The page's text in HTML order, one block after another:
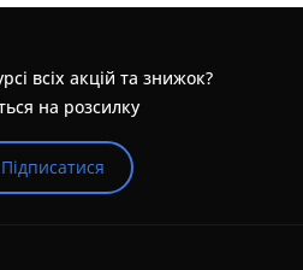
всіх акцій та знижок?
на розсилку
Підписатися